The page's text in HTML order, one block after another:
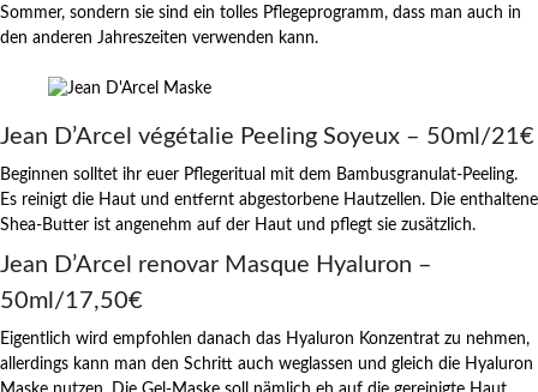
Sommer, sondern sie sind ein tolles Pflegeprogramm, dass man auch in
den anderen Jahreszeiten verwenden kann.
Jean D’Arcel végétalie Peeling Soyeux – 50ml/21€
Beginnen solltet ihr euer Pflegeritual mit dem Bambusgranulat-Peeling.
Es reinigt die Haut und entfernt abgestorbene Hautzellen. Die enthaltene
Shea-Butter ist angenehm auf der Haut und pflegt sie zusätzlich.
Jean D’Arcel renovar Masque Hyaluron –
50ml/17,50€
Eigentlich wird empfohlen danach das Hyaluron Konzentrat zu nehmen,
allerdings kann man den Schritt auch weglassen und gleich die Hyaluron